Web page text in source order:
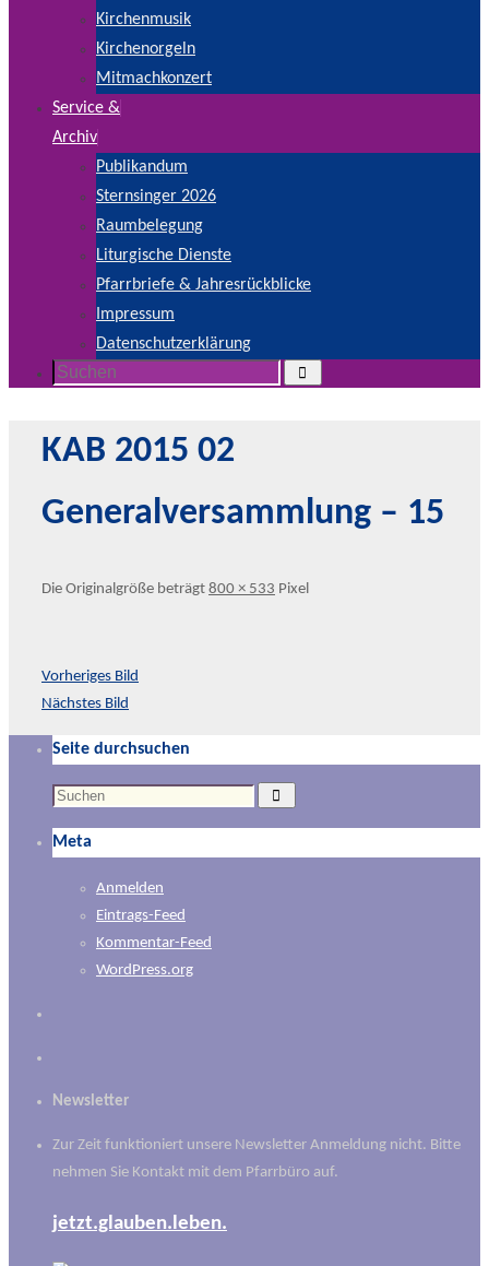
Kirchenmusik
Kirchenorgeln
Mitmachkonzert
Service &
Archiv
Publikandum
Sternsinger 2026
Raumbelegung
Liturgische Dienste
Pfarrbriefe & Jahresrückblicke
Impressum
Datenschutzerklärung
Suchen
Suchen
KAB 2015 02
Generalversammlung – 15
Die Originalgröße beträgt 800 × 533 Pixel
Vorheriges Bild
Nächstes Bild
Seite durchsuchen
Suchen
Suchen
Meta
Anmelden
Eintrags-Feed
Kommentar-Feed
WordPress.org
Newsletter
Zur Zeit funktioniert unsere Newsletter Anmeldung nicht. Bitte
nehmen Sie Kontakt mit dem Pfarrbüro auf.
jetzt.glauben.leben.